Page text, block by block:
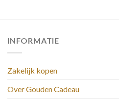
INFORMATIE
Zakelijk kopen
Over Gouden Cadeau